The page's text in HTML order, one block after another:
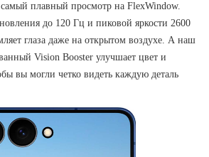
самый плавный просмотр на FlexWindow.
до 120 Гц и пиковой яркости 2600
глаза даже на открытом воздухе. А наш
Vision Booster улучшает цвет и
вы могли четко видеть каждую деталь